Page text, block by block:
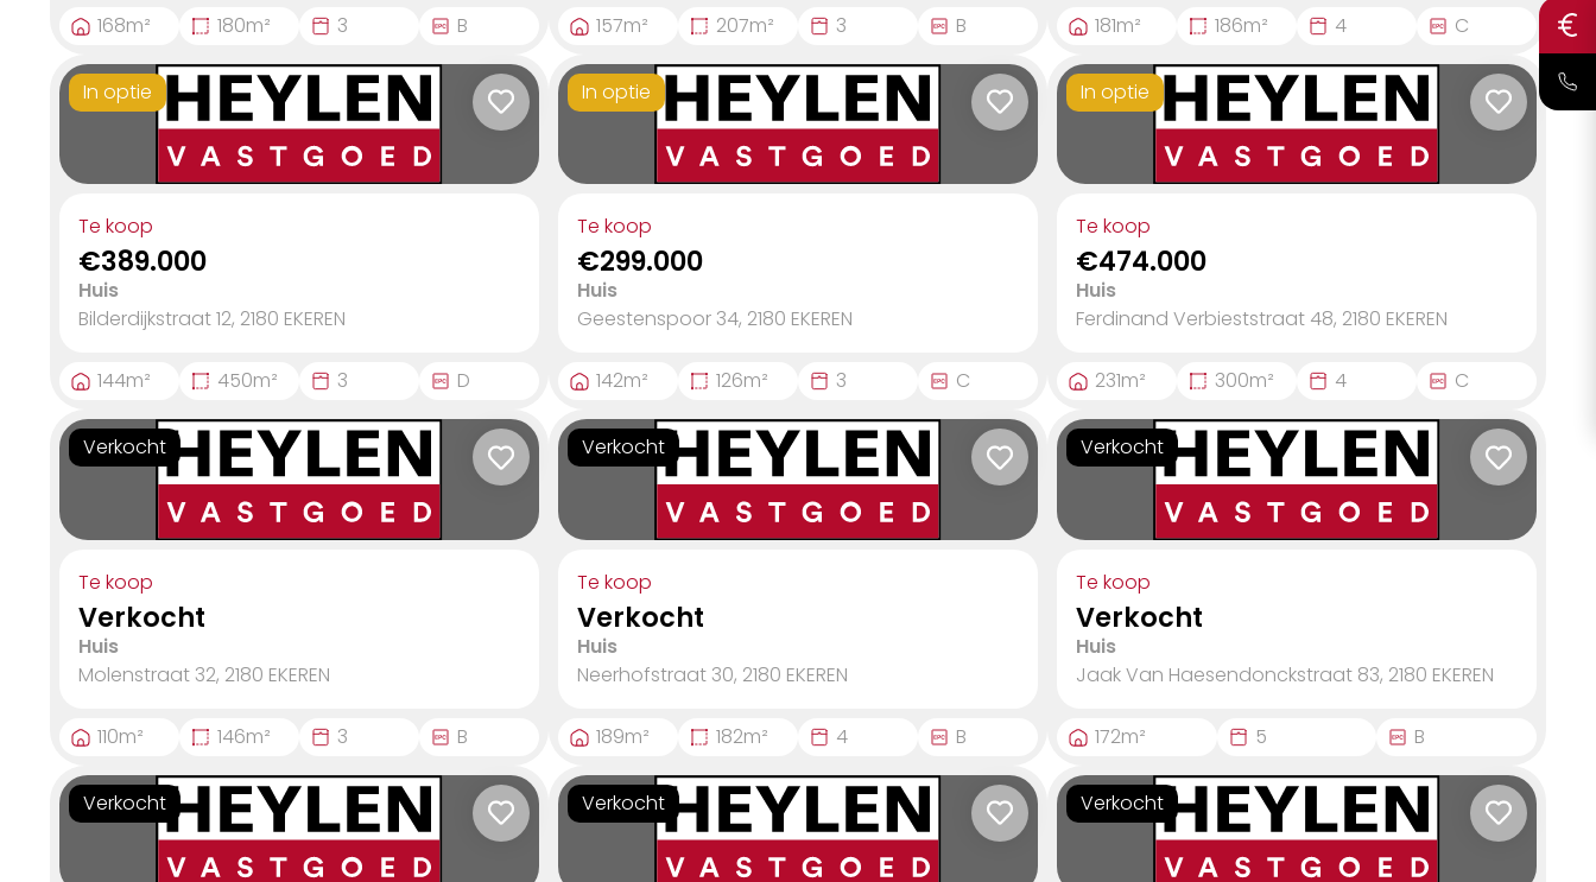
168m² 180m² 3 B 157m² 207m² 3 B 181m² 186m² 4 C
In optie
Te koop
€389.000
Huis
Bilderdijkstraat 12, 2180 EKEREN
144m² 450m² 3 D
In optie
Te koop
€299.000
Huis
Geestenspoor 34, 2180 EKEREN
142m² 126m² 3 C
In optie
Te koop
€474.000
Huis
Ferdinand Verbieststraat 48, 2180 EKEREN
231m² 300m² 4 C
Verkocht
Te koop
Verkocht
Huis
Molenstraat 32, 2180 EKEREN
110m² 146m² 3 B
Verkocht
Te koop
Verkocht
Huis
Neerhofstraat 30, 2180 EKEREN
189m² 182m² 4 B
Verkocht
Te koop
Verkocht
Huis
Jaak Van Haesendonckstraat 83, 2180 EKEREN
172m² 5 B
Verkocht Verkocht Verkocht